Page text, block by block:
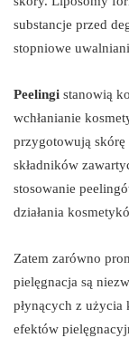
substancje przed
stopniowe
Peelingi stanowią
wchłanianie
przygotowują
składników
stosowanie
działania
Zatem zarówno
pielęgnacja są
płynących z użycia
efektów